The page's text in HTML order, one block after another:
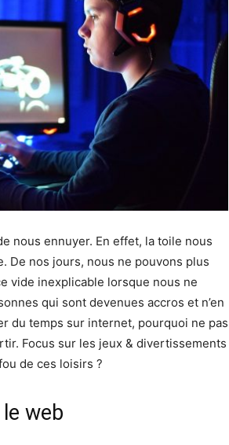
nous ennuyer. En effet, la toile nous
De nos jours, nous ne pouvons plus
vide inexplicable lorsque nous ne
qui sont devenues accros et n’en
du temps sur internet, pourquoi ne pas
Focus sur les jeux & divertissements
de ces loisirs ?
web